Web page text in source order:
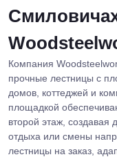
Компания
прочные лестницы с
домов, коттеджей и
площадкой
второй этаж, создавая
отдыха или смены
лестницы на заказ,